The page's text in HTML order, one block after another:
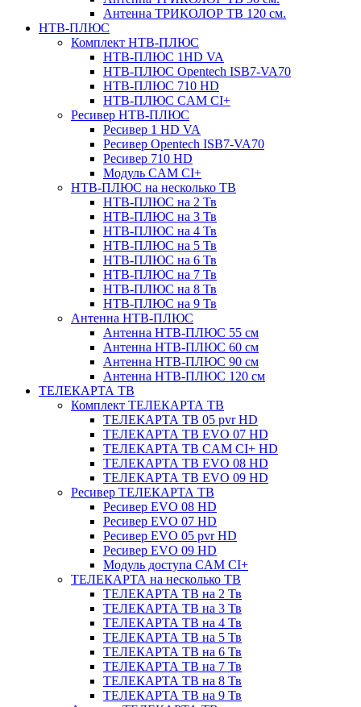
Антенна ТРИКОЛОР ТВ 120 см.
НТВ-ПЛЮС
Комплект НТВ-ПЛЮС
НТВ-ПЛЮС 1HD VA
НТВ-ПЛЮС Opentech ISB7-VA70
НТВ-ПЛЮС 710 HD
НТВ-ПЛЮС CAM CI+
Ресивер НТВ-ПЛЮС
Ресивер 1 HD VA
Ресивер Opentech ISB7-VA70
Ресивер 710 HD
Модуль CAM CI+
НТВ-ПЛЮС на несколько ТВ
НТВ-ПЛЮС на 2 Тв
НТВ-ПЛЮС на 3 Тв
НТВ-ПЛЮС на 4 Тв
НТВ-ПЛЮС на 5 Тв
НТВ-ПЛЮС на 6 Тв
НТВ-ПЛЮС на 7 Тв
НТВ-ПЛЮС на 8 Тв
НТВ-ПЛЮС на 9 Тв
Антенна НТВ-ПЛЮС
Антенна НТВ-ПЛЮС 55 см
Антенна НТВ-ПЛЮС 60 см
Антенна НТВ-ПЛЮС 90 см
Антенна НТВ-ПЛЮС 120 см
ТЕЛЕКАРТА ТВ
Комплект ТЕЛЕКАРТА ТВ
ТЕЛЕКАРТА ТВ 05 pvr HD
ТЕЛЕКАРТА ТВ EVO 07 HD
ТЕЛЕКАРТА ТВ CAM CI+ HD
ТЕЛЕКАРТА ТВ EVO 08 HD
ТЕЛЕКАРТА ТВ EVO 09 HD
Ресивер ТЕЛЕКАРТА ТВ
Ресивер EVO 08 HD
Ресивер EVO 07 HD
Ресивер EVO 05 pvr HD
Ресивер EVO 09 HD
Модуль доступа CAM CI+
ТЕЛЕКАРТА на несколько ТВ
ТЕЛЕКАРТА ТВ на 2 Тв
ТЕЛЕКАРТА ТВ на 3 Тв
ТЕЛЕКАРТА ТВ на 4 Тв
ТЕЛЕКАРТА ТВ на 5 Тв
ТЕЛЕКАРТА ТВ на 6 Тв
ТЕЛЕКАРТА ТВ на 7 Тв
ТЕЛЕКАРТА ТВ на 8 Тв
ТЕЛЕКАРТА ТВ на 9 Тв